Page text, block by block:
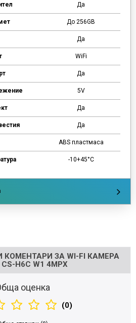
Да
До 256GB
Да
WiFi
Да
5V
Да
Да
ABS пластмаса
-10+45°C
ЗА WI-FI КАМЕРА
CS-H6C W1 4MPX
оценка
(0)